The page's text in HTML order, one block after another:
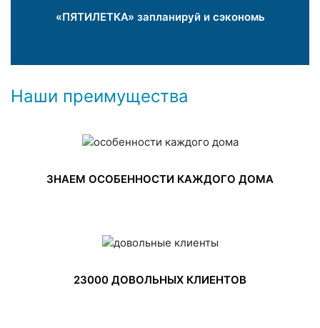
«ПЯТИЛЕТКА» запланируй и сэкономь
Наши преимущества
ЗНАЕМ ОСОБЕННОСТИ КАЖДОГО ДОМА
23000 ДОВОЛЬНЫХ КЛИЕНТОВ